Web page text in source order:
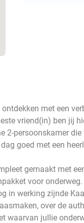
met een
vriend(in) ben jij
2-persoonskamer
goed met een
gemaakt met
voor
in werking zijnde
over de
waarvan jullie